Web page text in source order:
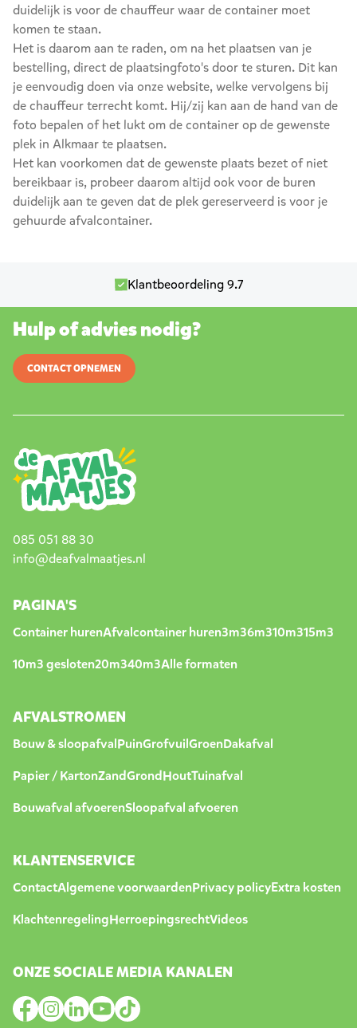
duidelijk is voor de chauffeur waar de container moet
komen te staan.
Het is daarom aan te raden, om na het plaatsen van je
bestelling, direct de plaatsingfoto's door te sturen. Dit kan
je eenvoudig doen via onze website, welke vervolgens bij
de chauffeur terrecht komt. Hij/zij kan aan de hand van de
foto bepalen of het lukt om de container op de gewenste
plek in Alkmaar te plaatsen.
Het kan voorkomen dat de gewenste plaats bezet of niet
bereikbaar is, probeer daarom altijd ook voor de buren
duidelijk aan te geven dat de plek gereserveerd is voor je
gehuurde afvalcontainer.
Klantbeoordeling 9.7
Hulp of advies nodig?
CONTACT OPNEMEN
085 051 88 30
info@deafvalmaatjes.nl
PAGINA'S
Container hurenAfvalcontainer huren3m36m310m315m3
10m3 gesloten20m340m3Alle formaten
AFVALSTROMEN
Bouw & sloopafvalPuinGrofvuilGroenDakafval
Papier / KartonZandGrondHoutTuinafval
Bouwafval afvoerenSloopafval afvoeren
KLANTENSERVICE
ContactAlgemene voorwaardenPrivacy policyExtra kosten
KlachtenregelingHerroepingsrechtVideos
ONZE SOCIALE MEDIA KANALEN